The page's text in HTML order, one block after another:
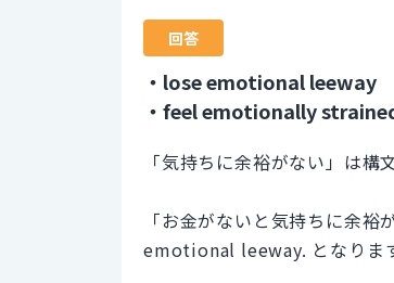
回答
・lose emotional leeway
・feel emotionally
「気持ちに余裕がない」は
「お金がないと気持ちに余
emotional leeway. となります